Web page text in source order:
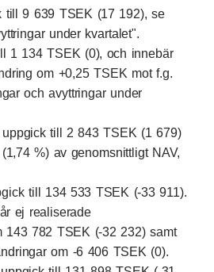
till 9 639 TSEK (17 192), se
under kvartalet".
1 134 TSEK (0), och innebär
om +0,25 TSEK mot f.g.
och avyttringar under
uppgick till 2 843 TSEK (1 679)
%) av genomsnittligt NAV,
till 134 533 TSEK (-33 911).
ej realiserade
143 782 TSEK (-32 232) samt
om -6 406 TSEK (0).